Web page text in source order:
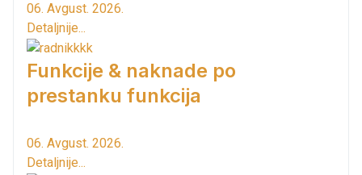
06. Avgust. 2026.
Detaljnije...
Funkcije & naknade po
prestanku funkcija
06. Avgust. 2026.
Detaljnije...